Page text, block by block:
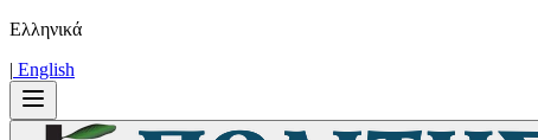
Ελληνικά
| Εnglish